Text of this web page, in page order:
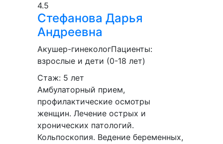
4.5
Стефанова Дарья
Андреевна
Акушер-гинекологПациенты:
взрослые и дети (0-18 лет)
Стаж: 5 лет
Амбулаторный прием,
профилактические осмотры
женщин. Лечение острых и
хронических патологий.
Кольпоскопия. Ведение беременных,